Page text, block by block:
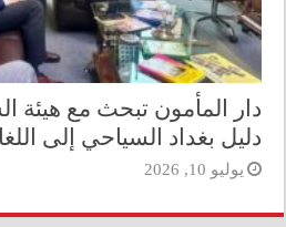
دار المأمون تبحث مع هيئة
دليل بغداد السياحي إلى
يوليو 10, 2026